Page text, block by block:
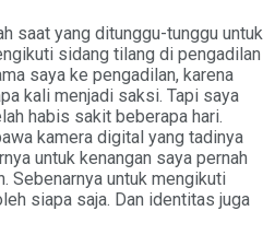
saat yang ditunggu-tunggu untuk
sidang tilang di pengadilan
saya ke pengadilan, karena
kali menjadi saksi. Tapi saya
habis sakit beberapa hari.
kamera digital yang tadinya
untuk kenangan saya pernah
Sebenarnya untuk mengikuti
siapa saja. Dan identitas juga